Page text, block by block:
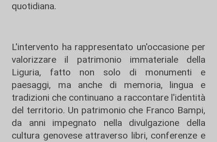
quotidiana.
L'intervento ha rappresentato un'occasione per
valorizzare il patrimonio immateriale della
Liguria, fatto non solo di monumenti e
paesaggi, ma anche di memoria, lingua e
tradizioni che continuano a raccontare l'identità
del territorio. Un patrimonio che Franco Bampi,
da anni impegnato nella divulgazione della
cultura genovese attraverso libri, conferenze e